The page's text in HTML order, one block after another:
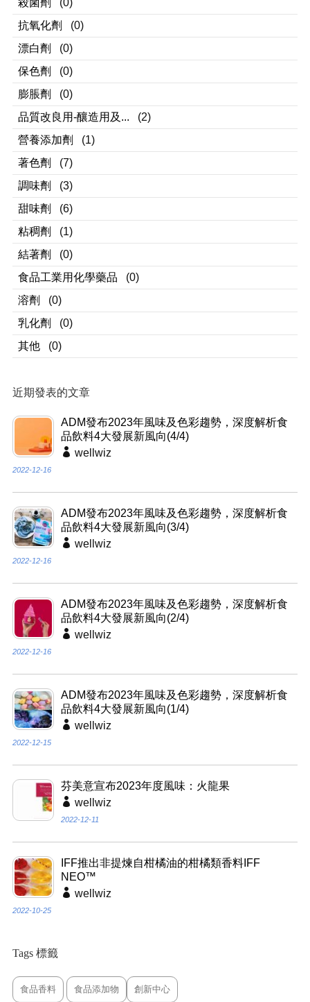
殺菌劑
(0)
抗氧化劑
(0)
漂白劑
(0)
保色劑
(0)
膨脹劑
(0)
品質改良用-釀造用及...
(2)
營養添加劑
(1)
著色劑
(7)
調味劑
(3)
甜味劑
(6)
粘稠劑
(1)
結著劑
(0)
食品工業用化學藥品
(0)
溶劑
(0)
乳化劑
(0)
其他
(0)
近期發表的文章
ADM發布2023年風味及色彩趨勢，深度解析食
品飲料4大發展新風向(4/4)
wellwiz
2022-12-16
ADM發布2023年風味及色彩趨勢，深度解析食
品飲料4大發展新風向(3/4)
wellwiz
2022-12-16
ADM發布2023年風味及色彩趨勢，深度解析食
品飲料4大發展新風向(2/4)
wellwiz
2022-12-16
ADM發布2023年風味及色彩趨勢，深度解析食
品飲料4大發展新風向(1/4)
wellwiz
2022-12-15
芬美意宣布2023年度風味：火龍果
wellwiz
2022-12-11
IFF推出非提煉自柑橘油的柑橘類香料IFF
NEO™
wellwiz
2022-10-25
Tags 標籤
食品香料 食品添加物 創新中心